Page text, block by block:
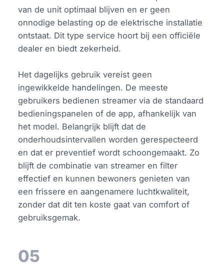
van de unit optimaal blijven en er geen
onnodige belasting op de elektrische installatie
ontstaat. Dit type service hoort bij een officiële
dealer en biedt zekerheid.
Het dagelijks gebruik vereist geen
ingewikkelde handelingen. De meeste
gebruikers bedienen streamer via de standaard
bedieningspanelen of de app, afhankelijk van
het model. Belangrijk blijft dat de
onderhoudsintervallen worden gerespecteerd
en dat er preventief wordt schoongemaakt. Zo
blijft de combinatie van streamer en filter
effectief en kunnen bewoners genieten van
een frissere en aangenamere luchtkwaliteit,
zonder dat dit ten koste gaat van comfort of
gebruiksgemak.
05